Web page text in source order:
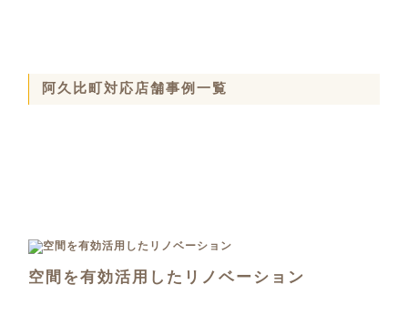
阿久比町対応店舗事例一覧
空間を有効活用したリノベーション